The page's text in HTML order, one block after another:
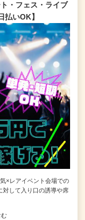
・フェス・ライブ
払いOK】
×レアイベント会場での
対して入り口の誘導や席